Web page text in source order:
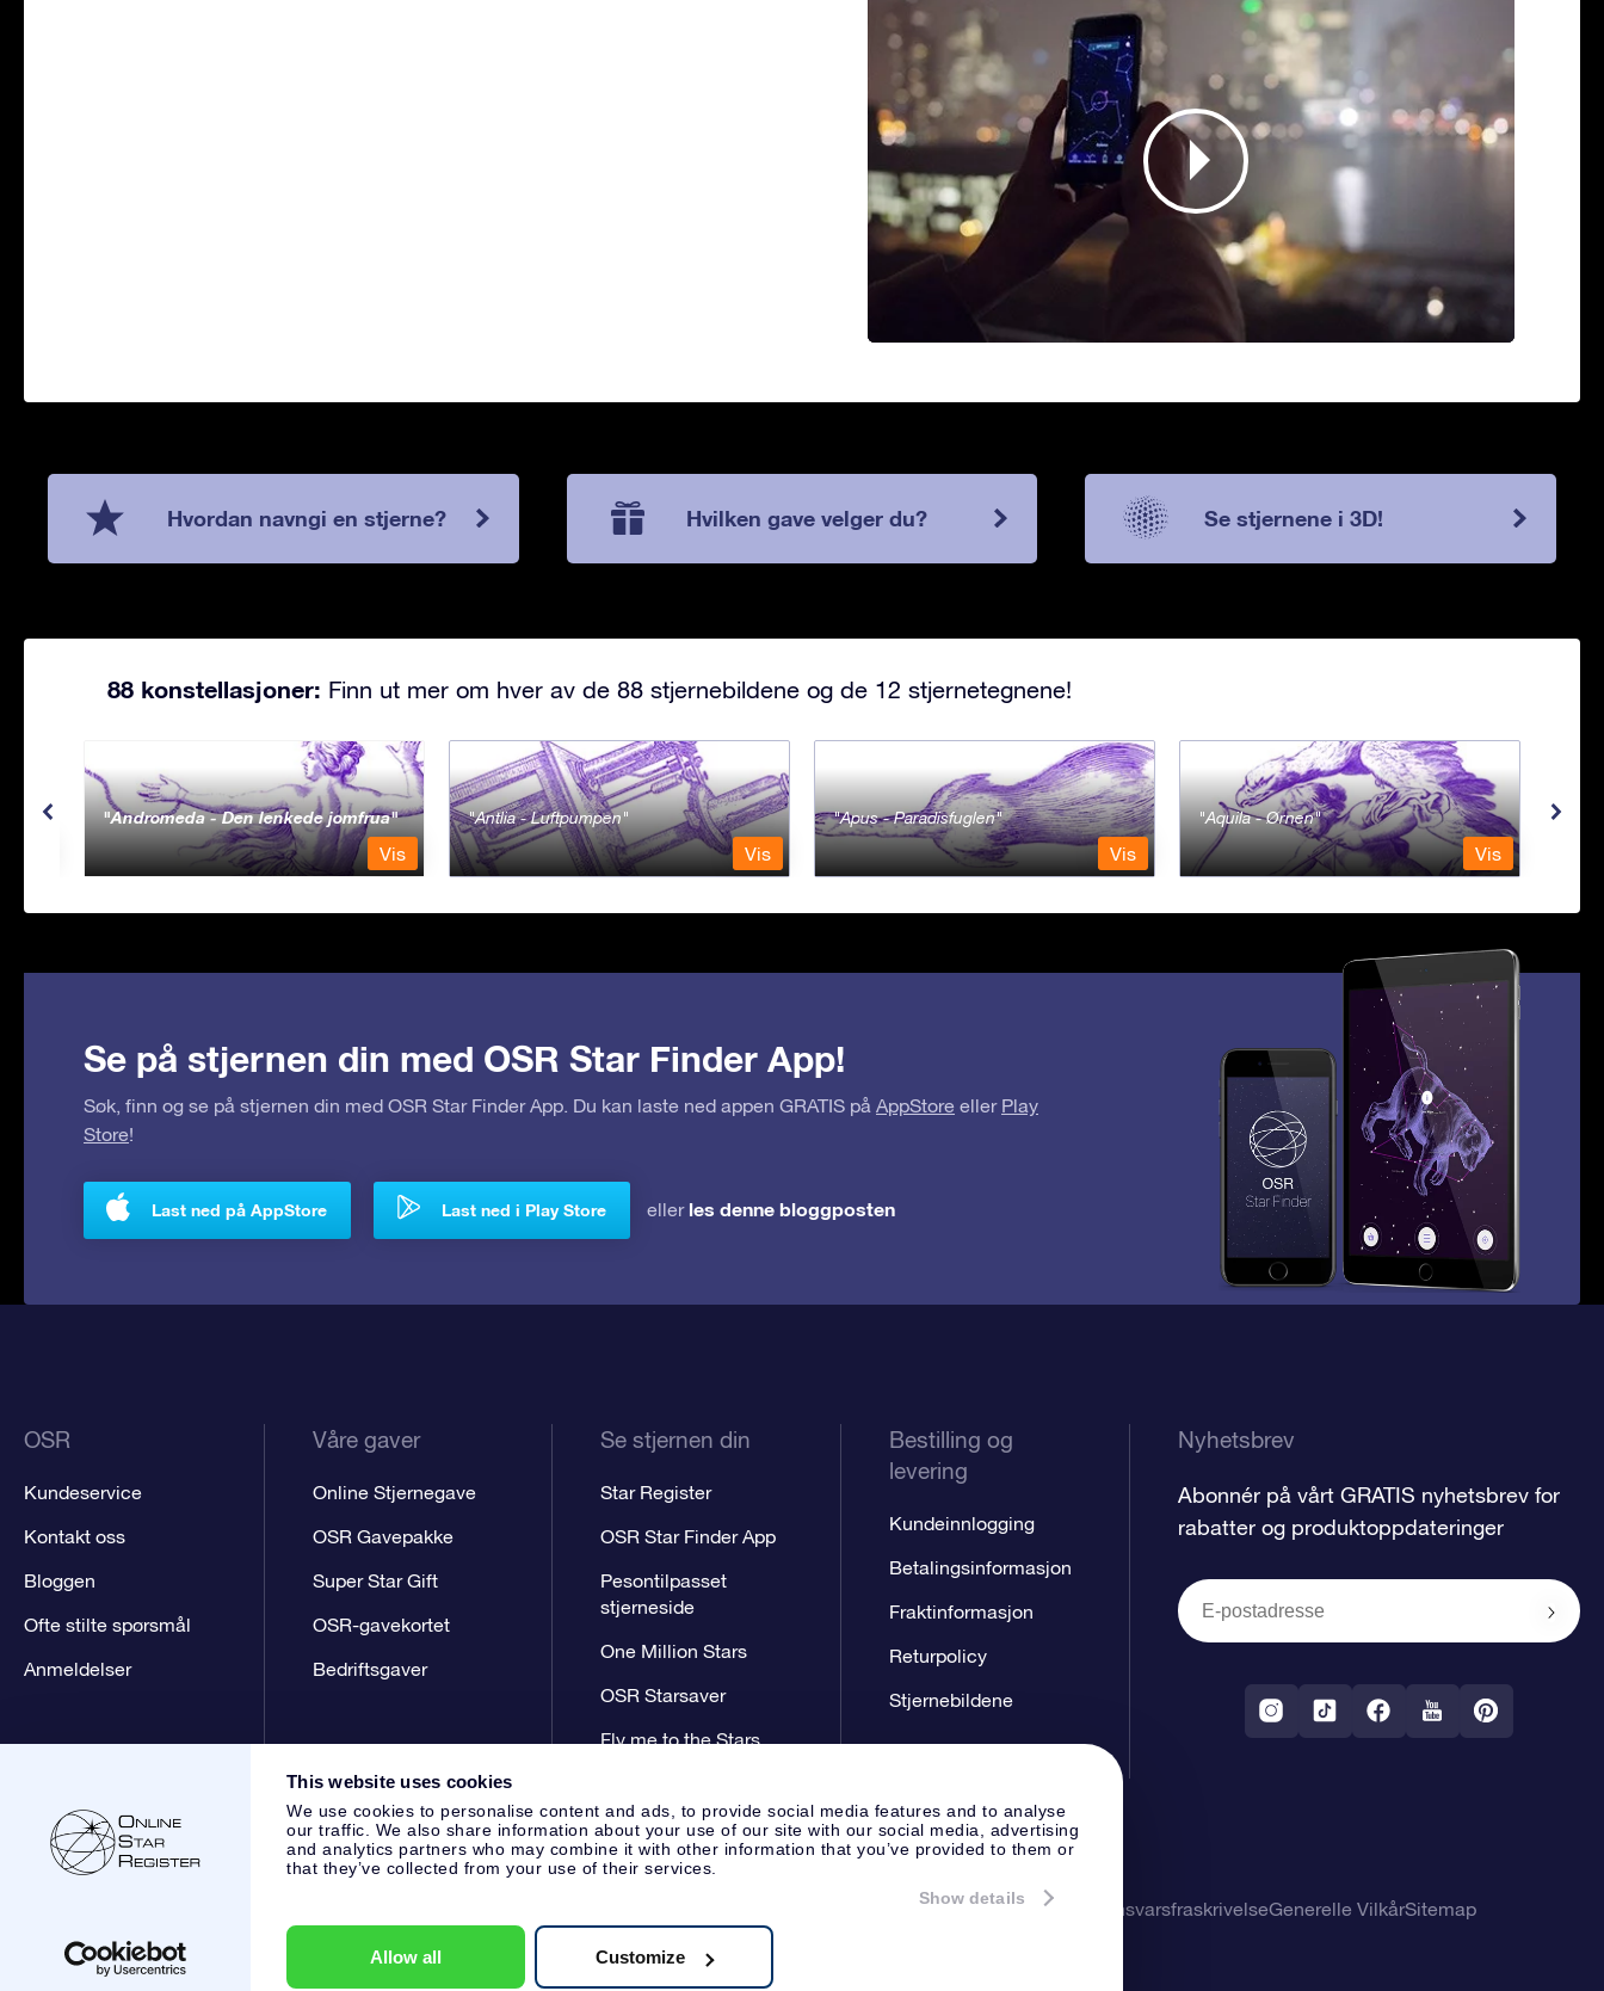
This website uses cookies
We use cookies to personalise content and ads, to provide social media features and to analyse
our traffic. We also share information about your use of our site with our social media, advertising
and analytics partners who may combine it with other information that you’ve provided to them or
that they’ve collected from your use of their services.
Show details
Allow all Customize
Hvordan navngi en stjerne? Hvilken gave velger du? Se stjernene i 3D!
88 konstellasjoner: Finn ut mer om hver av de 88 stjernebildene og de 12 stjernetegnene!
Andromeda - Den lenkede jomfrua
Vis
Antlia - Luftpumpen
Vis
Apus - Paradisfuglen
Vis
Aquila - Ørnen
Vis
Se på stjernen din med OSR Star Finder App!
Søk, finn og se på stjernen din med OSR Star Finder App. Du kan laste ned appen GRATIS på AppStore eller Play
Store!
Last ned på AppStore Last ned i Play Store eller les denne bloggposten
OSR
Kundeservice
Kontakt oss
Bloggen
Ofte stilte spørsmål
Anmeldelser
Våre gaver
Online Stjernegave
OSR Gavepakke
Super Star Gift
OSR-gavekortet
Bedriftsgaver
Se stjernen din
Star Register
OSR Star Finder App
Pesontilpasset
stjerneside
One Million Stars
OSR Starsaver
Fly me to the Stars
Bestilling og
levering
Kundeinnlogging
Betalingsinformasjon
Fraktinformasjon
Returpolicy
Stjernebildene
Nyhetsbrev
Abonnér på vårt GRATIS nyhetsbrev for
rabatter og produktoppdateringer
Kundeservice:help@osr.org KVK: 60333553, VAT: NL 8538.62.722B01
Personvernerklæring og ansvarsfraskrivelseGenerelle VilkårSitemap